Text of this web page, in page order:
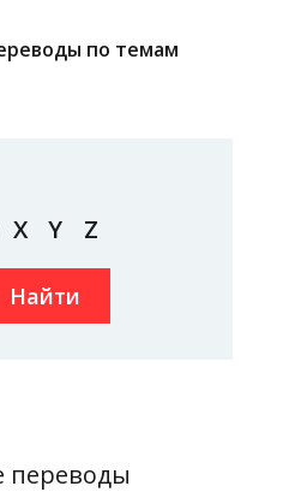
по темам
X Y Z
Найти
переводы